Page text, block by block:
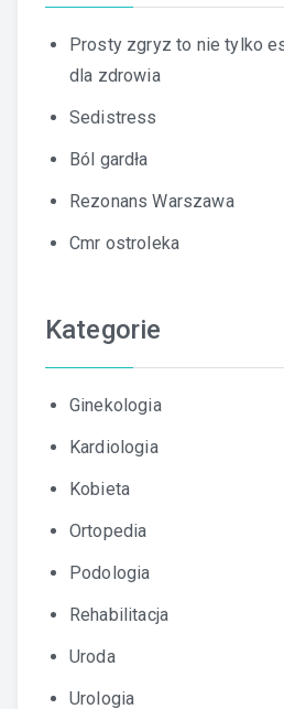
Prosty zgryz to nie tylko
dla zdrowia
Sedistress
Ból gardła
Rezonans Warszawa
Cmr ostroleka
Kategorie
Ginekologia
Kardiologia
Kobieta
Ortopedia
Podologia
Rehabilitacja
Uroda
Urologia